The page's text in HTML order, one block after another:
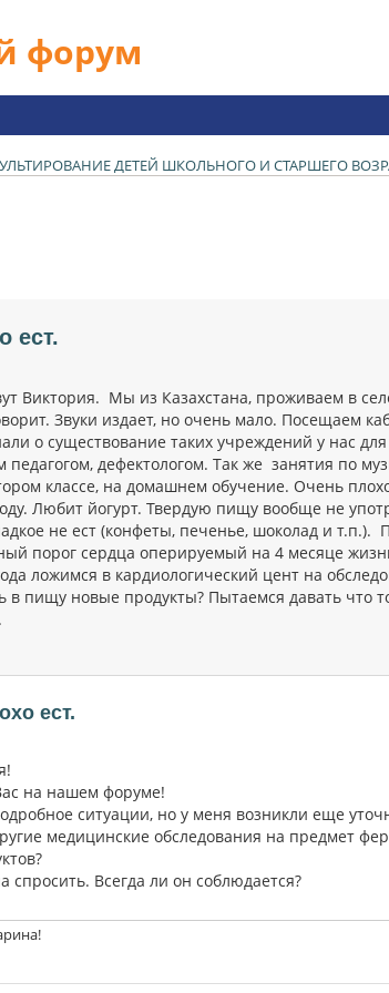
форум
ДЕТЕЙ ШКОЛЬНОГО И СТАРШЕГО
ест.
Виктория. Мы из Казахстана, проживаем в
Звуки издает, но очень мало. Посещаем
о существование таких учреждений у нас
педагогом, дефектологом. Так же занятия по
классе, на домашнем обучение. Очень
Любит йогурт. Твердую пищу вообще не
не ест (конфеты, печенье, шоколад и
порог сердца оперируемый на 4 месяце
ложимся в кардиологический цент на
в пищу новые продукты? Пытаемся давать что
ест.
на нашем форуме!
ситуации, но у меня возникли еще
медицинские обследования на предмет
спросить. Всегда ли он соблюдается?